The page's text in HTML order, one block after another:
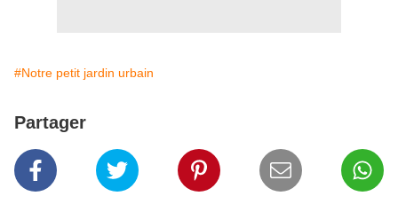
#Notre petit jardin urbain
Partager